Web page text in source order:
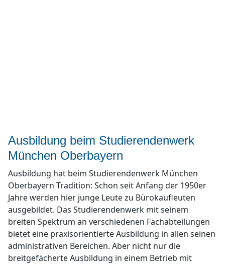
Ausbildung beim Studierendenwerk
München Oberbayern
Ausbildung hat beim Studierendenwerk München
Oberbayern Tradition: Schon seit Anfang der 1950er
Jahre werden hier junge Leute zu Bürokaufleuten
ausgebildet. Das Studierendenwerk mit seinem
breiten Spektrum an verschiedenen Fachabteilungen
bietet eine praxisorientierte Ausbildung in allen seinen
administrativen Bereichen. Aber nicht nur die
breitgefächerte Ausbildung in einem Betrieb mit